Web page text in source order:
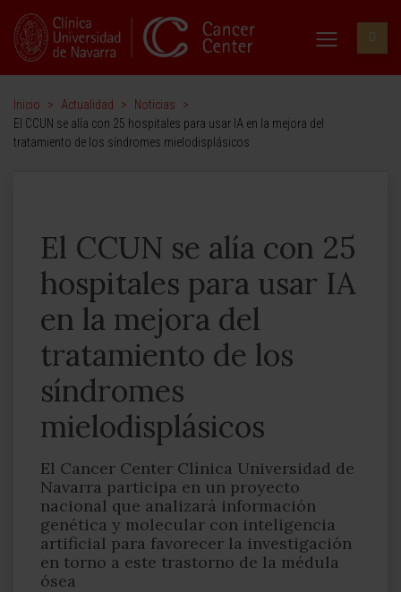
Inicio > Actualidad > Noticias
>
El CCUN se alía con 25 hospitales para usar IA en la mejora del
tratamiento de los síndromes mielodisplásicos
El CCUN se alía con 25
hospitales para usar IA
en la mejora del
tratamiento de los
síndromes
mielodisplásicos
El Cancer Center Clínica Universidad de
Navarra participa en un proyecto
nacional que analizará información
genética y molecular con inteligencia
artificial para favorecer la investigación
en torno a este trastorno de la médula
ósea